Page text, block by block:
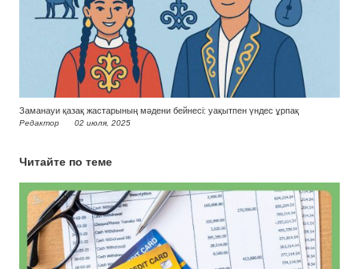
Заманауи қазақ жастарының мәдени бейнесі: уақытпен үндес ұрпақ
Редактор 02 июля, 2025
Читайте по теме